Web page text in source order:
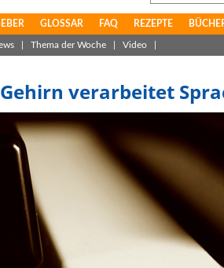
GLOSSAR FAQ REZEPTE
Thema der Woche Video
verarbeitet